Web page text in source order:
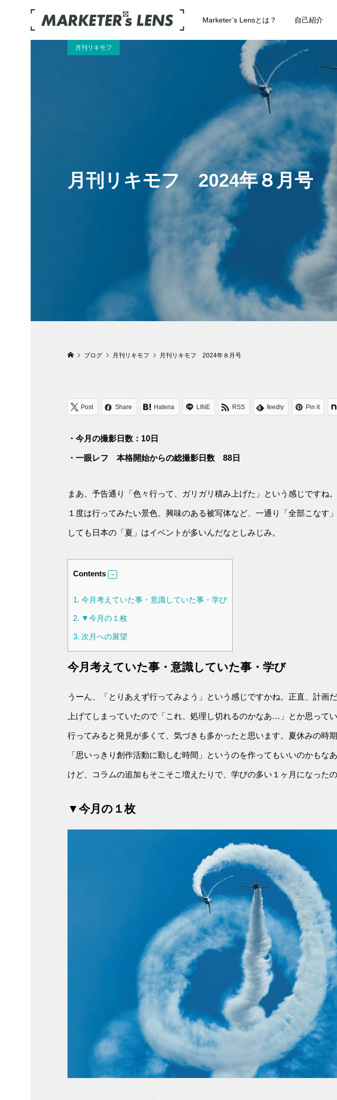
Marketer’s Lensとは？ 自己紹介
月刊リキモフ 2024年８月号
月刊リキモフ
ブログ 月刊リキモフ 月刊リキモフ 2024年８月号
Post Share Hatena LINE RSS feedly Pin it
・今月の撮影日数：10日
・一眼レフ 本格開始からの総撮影日数 88日
まあ、予告通り「色々行って、ガリガリ積み上げた」という感じですね
１度は行ってみたい景色、興味のある被写体など、一通り「全部こなす
しても日本の「夏」はイベントが多いんだなとしみじみ。
Contents
1. 今月考えていた事・意識していた事・学び
2. ▼今月の１枚
3. 次月への展望
今月考えていた事・意識していた事・学び
うーん、「とりあえず行ってみよう」という感じですかね。正直、計画
上げてしまっていたので「これ、処理し切れるのかなあ…」とか思って
行ってみると発見が多くて、気づきも多かったと思います。夏休みの時
「思いっきり創作活動に勤しむ時間」というのを作ってもいいのかもな
けど、コラムの追加もそこそこ増えたりで、学びの多い１ヶ月になったの
▼今月の１枚